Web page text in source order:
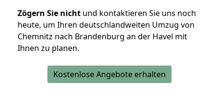
Zögern Sie nicht und kontaktieren Sie uns noch
heute, um Ihren deutschlandweiten Umzug von
Chemnitz nach Brandenburg an der Havel mit
Ihnen zu planen.
Kostenlose Angebote erhalten